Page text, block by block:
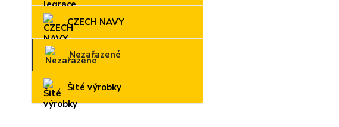
CZECH NAVY
Nezařazené
Šité výrobky